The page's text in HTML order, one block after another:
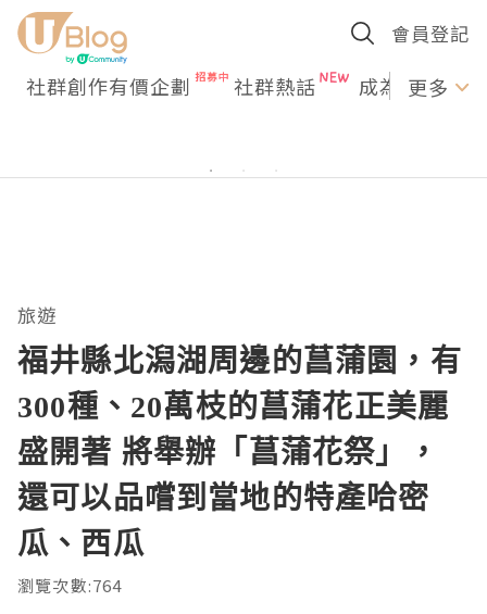
會員登記
社群創作有價企劃 社群熱話 成為U更多
旅遊
福井縣北潟湖周邊的菖蒲園，有
300種、20萬枝的菖蒲花正美麗
盛開著 將舉辦「菖蒲花祭」，
還可以品嚐到當地的特產哈密
瓜、西瓜
瀏覽次數:764